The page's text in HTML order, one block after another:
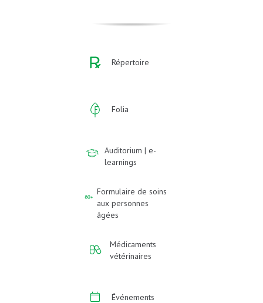
Répertoire
Folia
Auditorium | e-
learnings
Formulaire de soins
aux personnes
âgées
Médicaments
vétérinaires
Événements